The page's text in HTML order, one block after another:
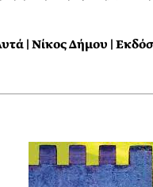
|Νίκος Δήμου |